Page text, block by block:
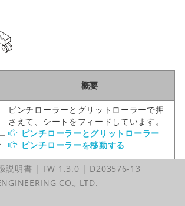
概要
ピンチローラーとグリットローラーで押
さえて、シートをフィードしています。
ピンチローラーとグリットローラー
ピンチローラーを移動する
ロールバー受け
ロールシートをセット
説明書 | FW 1.3.0 | D203576-13
CO., LTD.